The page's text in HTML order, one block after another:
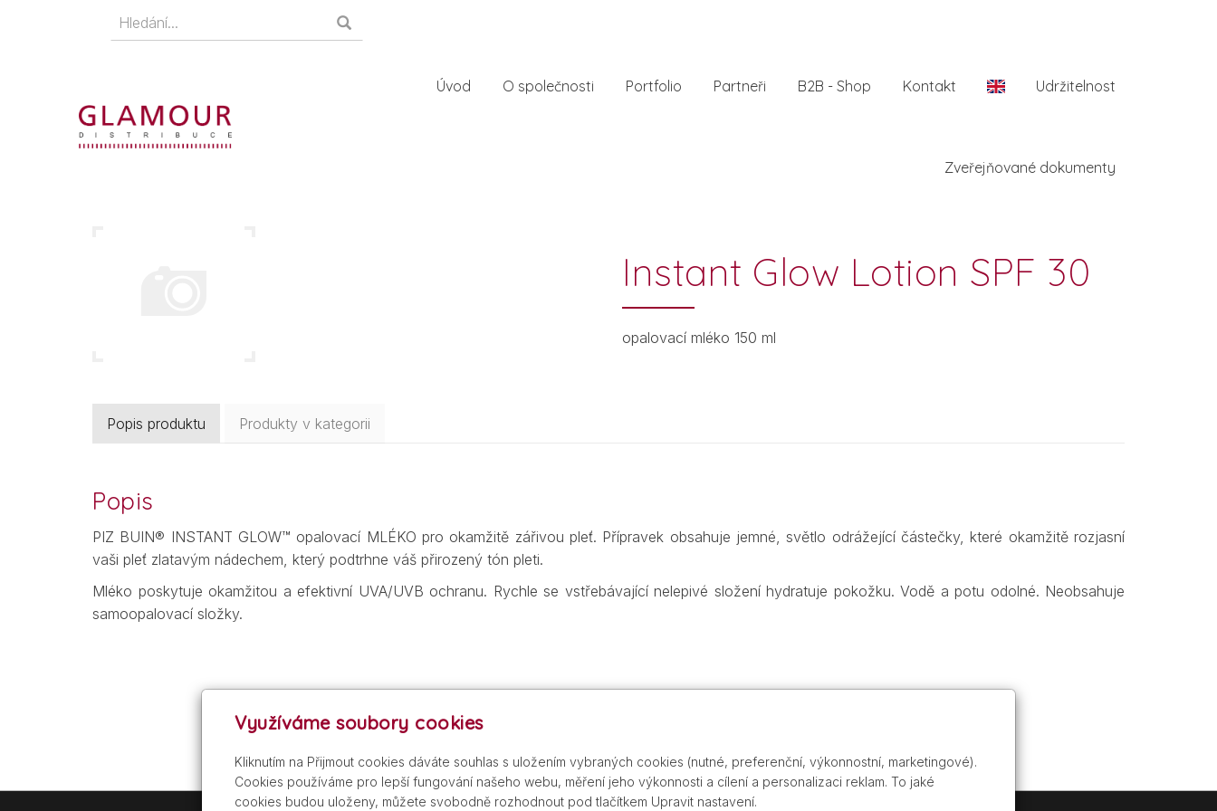
Úvod O společnosti Portfolio Partneři B2B - Shop Kontakt En Udržitelnost
Zveřejňované dokumenty
Instant Glow Lotion SPF 30
opalovací mléko 150 ml
Popis produktu Produkty v kategorii
Popis
PIZ BUIN® INSTANT GLOW™ opalovací MLÉKO pro okamžitě zářivou pleť. Přípravek obsahuje jemné, světlo odrážející částečky, které okamžitě rozjasní
vaši pleť zlatavým nádechem, který podtrhne váš přirozený tón pleti.
Mléko poskytuje okamžitou a efektivní UVA/UVB ochranu. Rychle se vstřebávající nelepivé složení hydratuje pokožku. Vodě a potu odolné. Neobsahuje
samoopalovací složky.
Využíváme soubory cookies
Kliknutím na Přijmout cookies dáváte souhlas s uložením vybraných cookies (nutné, preferenční, výkonnostní, marketingové).
Cookies používáme pro lepší fungování našeho webu, měření jeho výkonnosti a cílení a personalizaci reklam. To jaké
cookies budou uloženy, můžete svobodně rozhodnout pod tlačítkem Upravit nastavení.